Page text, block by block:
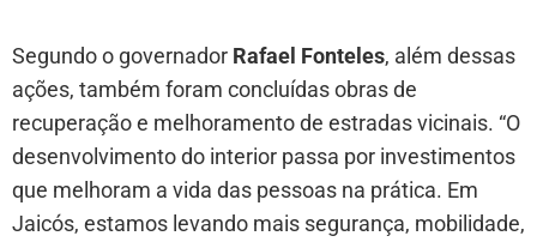
Segundo o governador Rafael Fonteles, além dessas
ações, também foram concluídas obras de
recuperação e melhoramento de estradas vicinais. “O
desenvolvimento do interior passa por investimentos
que melhoram a vida das pessoas na prática. Em
Jaicós, estamos levando mais segurança, mobilidade,